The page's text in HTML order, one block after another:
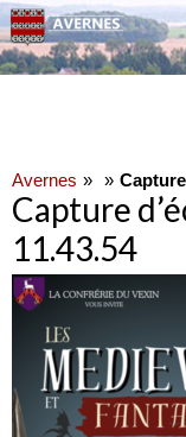
Avernes Capture
Capture
11.43.54